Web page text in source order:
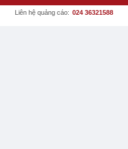
Liên hệ quảng cáo: 024 36321588